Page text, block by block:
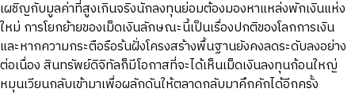
เผชิญกับมูลค่าที่สูงเกินจริงนักลงทุนย่อมต้องมองหาแหล่งพักเงินแห่ง
ใหม่ การโยกย้ายของเม็ดเงินลักษณะนี้เป็นเรื่องปกติของโลกการเงิน
และหากความกระตือรือร้นฝั่งโครงสร้างพื้นฐานยังคงลดระดับลงอย่าง
ต่อเนื่อง สินทรัพย์ดิจิทัลก็มีโอกาสที่จะได้เห็นเม็ดเงินลงทุนก้อนใหญ่
หมุนเวียนกลับเข้ามาเพื่อผลักดันให้ตลาดกลับมาคึกคักได้อีกครั้ง